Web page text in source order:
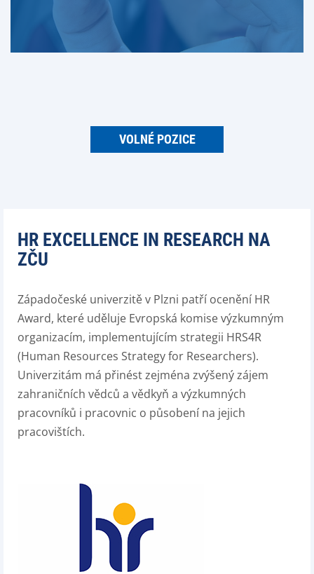
VOLNÉ POZICE
HR EXCELLENCE IN RESEARCH NA
ZČU
Západočeské univerzitě v Plzni patří ocenění HR
Award, které uděluje Evropská komise výzkumným
organizacím, implementujícím strategii HRS4R
(Human Resources Strategy for Researchers).
Univerzitám má přinést zejména zvýšený zájem
zahraničních vědců a vědkyň a výzkumných
pracovníků i pracovnic o působení na jejich
pracovištích.